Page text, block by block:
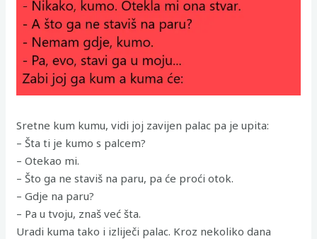
Sretne kum kumu, vidi joj zavijen palac pa je upita:
– Šta ti je kumo s palcem?
– Otekao mi.
– Što ga ne staviš na paru, pa će proći otok.
– Gdje na paru?
– Pa u tvoju, znaš već šta.
Uradi kuma tako i izliječi palac. Kroz nekoliko dana